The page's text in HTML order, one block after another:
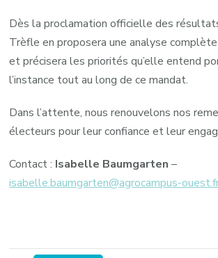
Dès la proclamation officielle des
Trèfle en proposera une analyse
et précisera les priorités qu’elle entend
l’instance tout au long de ce mandat.
Dans l’attente, nous renouvelons nos
électeurs pour leur confiance et leur
Contact : Isabelle Baumgarten –
isabelle.baumgarten@agrocampus-